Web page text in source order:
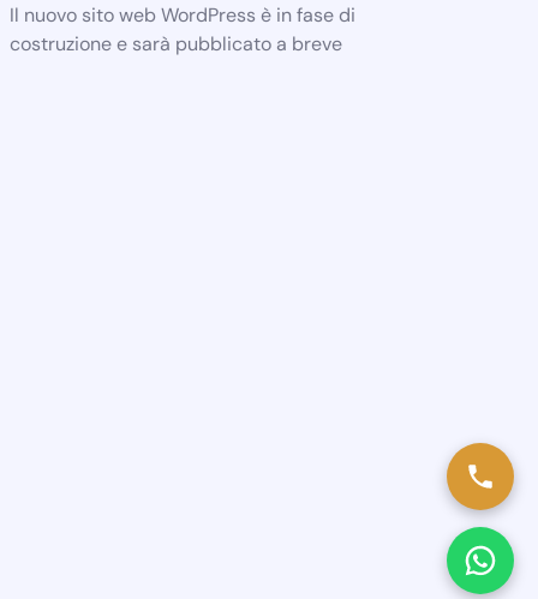
Il nuovo sito web WordPress è in fase di
costruzione e sarà pubblicato a breve